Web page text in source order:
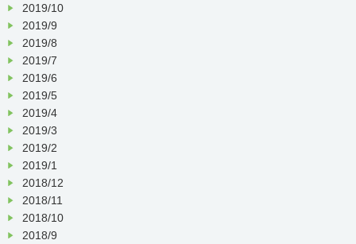
2019/10
2019/9
2019/8
2019/7
2019/6
2019/5
2019/4
2019/3
2019/2
2019/1
2018/12
2018/11
2018/10
2018/9